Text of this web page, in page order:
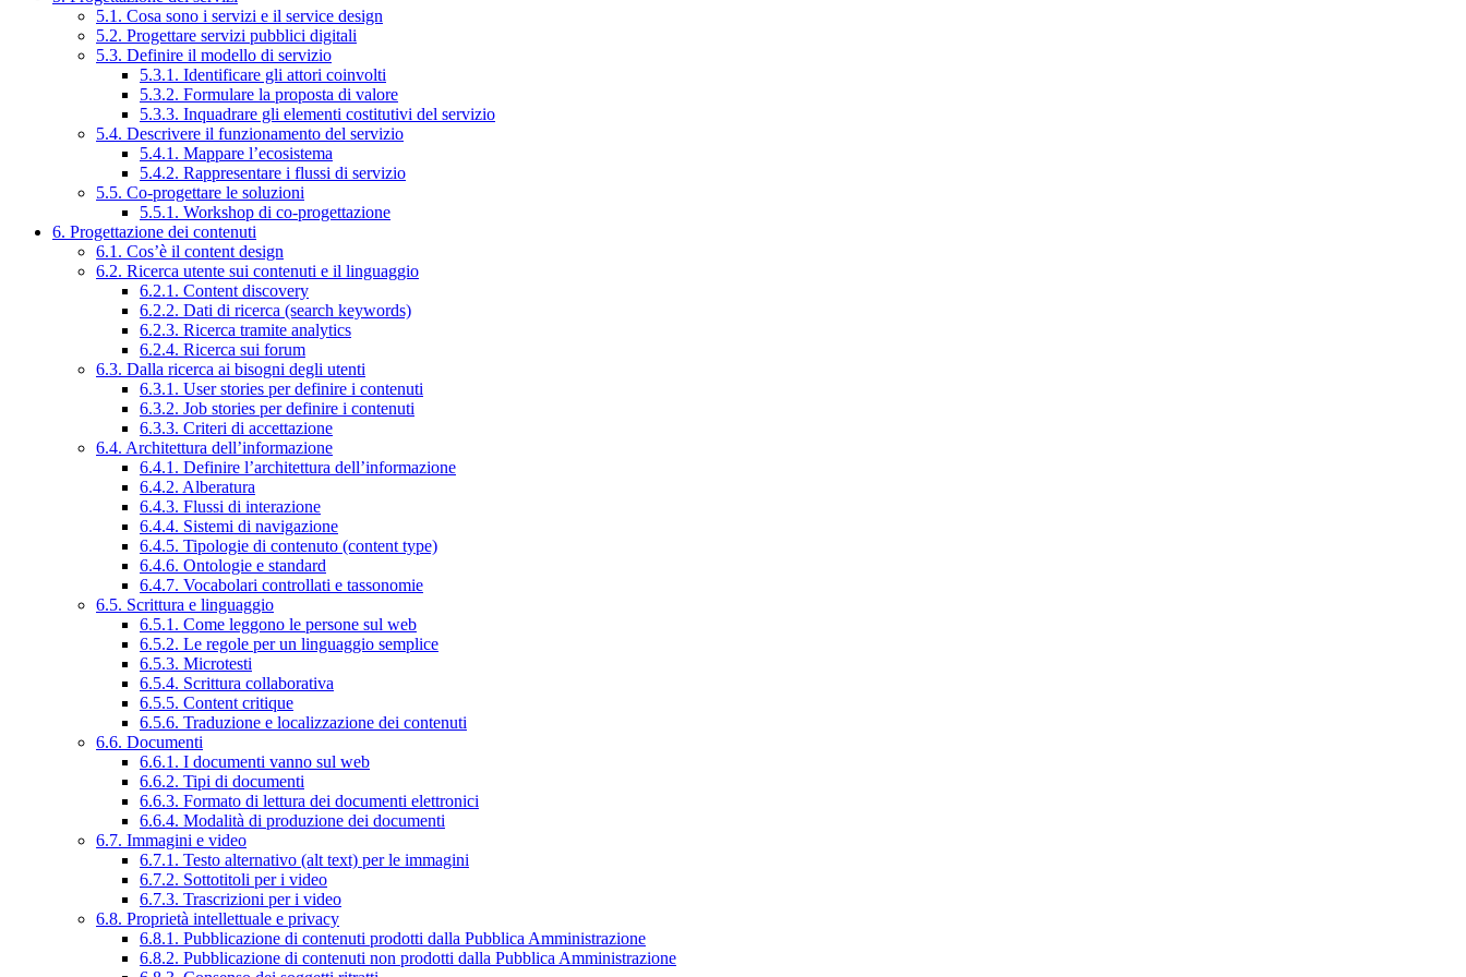
5.1. Cosa sono i servizi e il service design
5.2. Progettare servizi pubblici digitali
5.3. Definire il modello di servizio
5.3.1. Identificare gli attori coinvolti
5.3.2. Formulare la proposta di valore
5.3.3. Inquadrare gli elementi costitutivi del servizio
5.4. Descrivere il funzionamento del servizio
5.4.1. Mappare l’ecosistema
5.4.2. Rappresentare i flussi di servizio
5.5. Co-progettare le soluzioni
5.5.1. Workshop di co-progettazione
6. Progettazione dei contenuti
6.1. Cos’è il content design
6.2. Ricerca utente sui contenuti e il linguaggio
6.2.1. Content discovery
6.2.2. Dati di ricerca (search keywords)
6.2.3. Ricerca tramite analytics
6.2.4. Ricerca sui forum
6.3. Dalla ricerca ai bisogni degli utenti
6.3.1. User stories per definire i contenuti
6.3.2. Job stories per definire i contenuti
6.3.3. Criteri di accettazione
6.4. Architettura dell’informazione
6.4.1. Definire l’architettura dell’informazione
6.4.2. Alberatura
6.4.3. Flussi di interazione
6.4.4. Sistemi di navigazione
6.4.5. Tipologie di contenuto (content type)
6.4.6. Ontologie e standard
6.4.7. Vocabolari controllati e tassonomie
6.5. Scrittura e linguaggio
6.5.1. Come leggono le persone sul web
6.5.2. Le regole per un linguaggio semplice
6.5.3. Microtesti
6.5.4. Scrittura collaborativa
6.5.5. Content critique
6.5.6. Traduzione e localizzazione dei contenuti
6.6. Documenti
6.6.1. I documenti vanno sul web
6.6.2. Tipi di documenti
6.6.3. Formato di lettura dei documenti elettronici
6.6.4. Modalità di produzione dei documenti
6.7. Immagini e video
6.7.1. Testo alternativo (alt text) per le immagini
6.7.2. Sottotitoli per i video
6.7.3. Trascrizioni per i video
6.8. Proprietà intellettuale e privacy
6.8.1. Pubblicazione di contenuti prodotti dalla Pubblica Amministrazione
6.8.2. Pubblicazione di contenuti non prodotti dalla Pubblica Amministrazione